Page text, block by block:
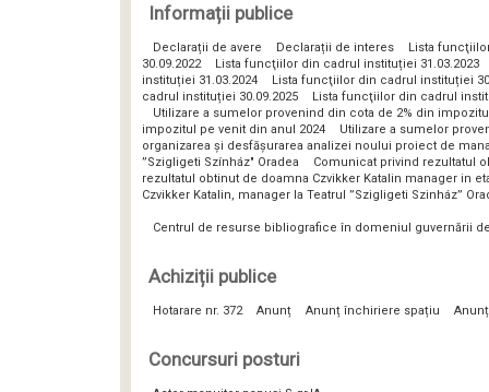
Informații publice
Declarații de avere Declarații de interes
Lista
30.09.2022
Lista funcţiilor din cadrul instituției 31.03.2023
instituției 31.03.2024
Lista funcţiilor din cadrul instituției
cadrul instituției 30.09.2025
Lista funcţiilor din cadrul
Utilizare a sumelor provenind din cota de 2% din
impozitul pe venit din anul 2024
Utilizare a sumelor
organizarea și desfășurarea analizei noului proiect de
”Szigligeti Színház" Oradea
Comunicat privind rezultatul
rezultatul obtinut de doamna Czvikker Katalin manager in
Czvikker Katalin, manager la Teatrul ”Szigligeti Szinház”
Centrul de resurse bibliografice în domeniul guvernării
Achiziții publice
Hotarare nr. 372 Anunț Anunț închiriere spațiu
Concursuri posturi